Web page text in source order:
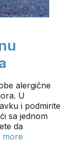
alergične
U
i podmirite
sa jednom
da
more